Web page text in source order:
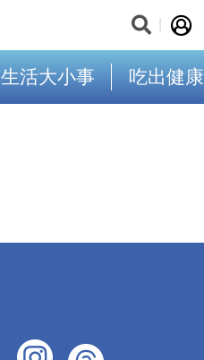
生活大小事 吃出健康